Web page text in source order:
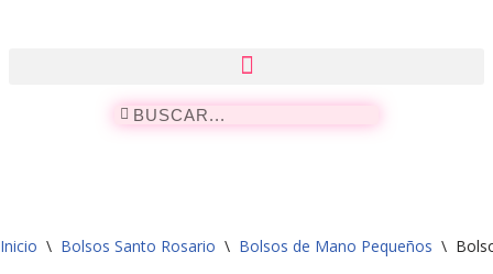
Inicio \ Bolsos Santo Rosario \ Bolsos de Mano Pequeños \